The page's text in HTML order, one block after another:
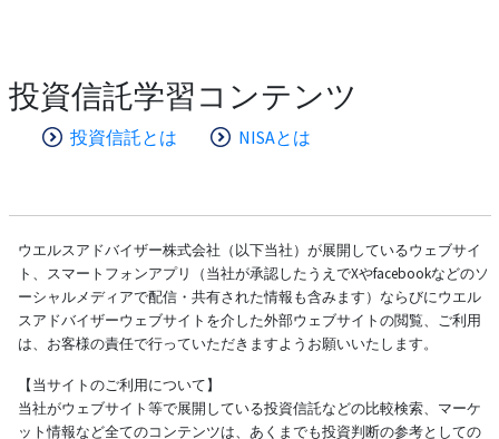
投資信託学習コンテンツ
投資信託とは NISAとは
ウエルスアドバイザー株式会社（以下当社）が展開しているウェブサイ
ト、スマートフォンアプリ（当社が承認したうえでXやfacebookなどのソ
ーシャルメディアで配信・共有された情報も含みます）ならびにウエル
スアドバイザーウェブサイトを介した外部ウェブサイトの閲覧、ご利用
は、お客様の責任で行っていただきますようお願いいたします。
【当サイトのご利用について】
当社がウェブサイト等で展開している投資信託などの比較検索、マーケ
ット情報など全てのコンテンツは、あくまでも投資判断の参考としての